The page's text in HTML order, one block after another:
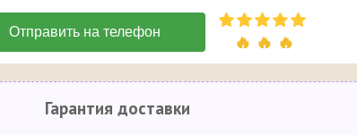
🔥 🔥 🔥
Гарантия доставки